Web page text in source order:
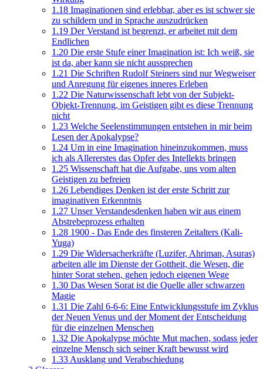
1.18 Imaginationen sind erlebbar, aber es ist schwer sie
zu schildern und in Sprache auszudrücken
1.19 Der Verstand ist begrenzt, er arbeitet mit dem
Endlichen
1.20 Die erste Stufe einer Imagination ist: Ich weiß, sie
ist da, aber kann sie nicht aussprechen
1.21 Die Schriften Rudolf Steiners sind nur Wegweiser
und Anregung für eigenes inneres Erleben
1.22 Die Naturwissenschaft lebt von der Subjekt-
Objekt-Trennung, im Geistigen gibt es diese Trennung
nicht
1.23 Welche Seelenstimmungen entstehen in mir beim
Lesen der Apokalypse?
1.24 Um in eine Imagination hineinzukommen, muss
ich als Allererstes das Opfer des Intellekts bringen
1.25 Wissenschaft hat die Aufgabe, uns vom alten
Geistigen zu befreien
1.26 Lebendiges Denken ist der erste Schritt zur
imaginativen Erkenntnis
1.27 Unser Verstandesdenken haben wir aus einem
Abstrebeprozess erhalten
1.28 1900 - Das Ende des finsteren Zeitalters (Kali-
Yuga)
1.29 Die Widersacherkräfte (Luzifer, Ahriman, Asuras)
arbeiten alle im Dienste der Gottheit, die Wesen, die
hinter Sorat stehen, gehen jedoch eigenen Wege
1.30 Das Wesen Sorat ist die Quelle aller schwarzen
Magie
1.31 Die Zahl 6-6-6: Eine Entwicklungsstufe im Zyklus
der Neuen Venus und der Moment der Entscheidung
für die einzelnen Menschen
1.32 Die Apokalypse möchte Mut machen, sodass jeder
einzelne Mensch sich seiner Kraft bewusst wird
1.33 Ausklang und Verabschiedung